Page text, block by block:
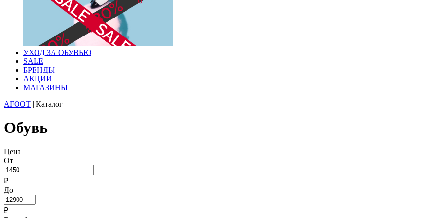
УХОД ЗА ОБУВЬЮ
SALE
БРЕНДЫ
АКЦИИ
МАГАЗИНЫ
AFOOT | Каталог
Обувь
Цена
От
₽
До
₽